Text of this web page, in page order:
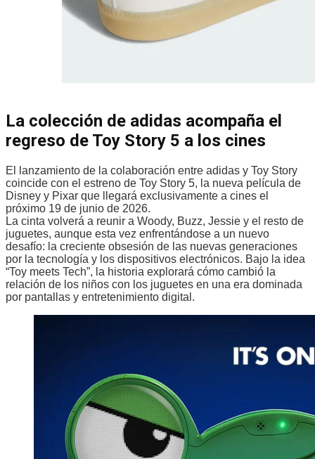
La colección de adidas acompaña el
regreso de Toy Story 5 a los cines
El lanzamiento de la colaboración entre adidas y Toy Story
coincide con el estreno de Toy Story 5, la nueva película de
Disney y Pixar que llegará exclusivamente a cines el
próximo 19 de junio de 2026.
La cinta volverá a reunir a Woody, Buzz, Jessie y el resto de
juguetes, aunque esta vez enfrentándose a un nuevo
desafío: la creciente obsesión de las nuevas generaciones
por la tecnología y los dispositivos electrónicos. Bajo la idea
“Toy meets Tech”, la historia explorará cómo cambió la
relación de los niños con los juguetes en una era dominada
por pantallas y entretenimiento digital.